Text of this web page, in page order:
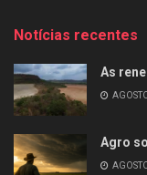
Notícias recentes
As
Agro